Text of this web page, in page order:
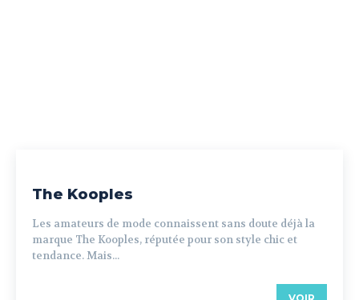
The Kooples
Les amateurs de mode connaissent sans doute déjà la
marque The Kooples, réputée pour son style chic et
tendance. Mais...